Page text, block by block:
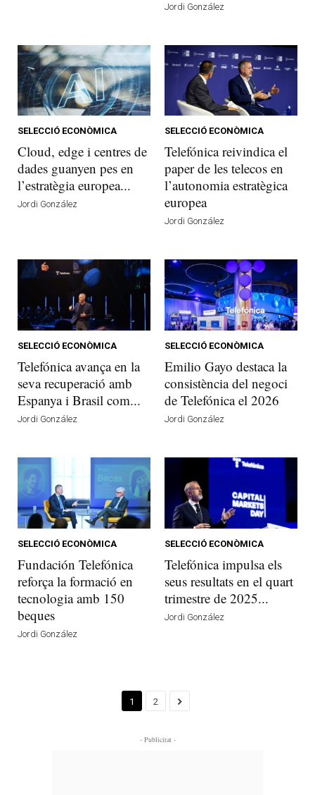
Jordi González
SELECCIÓ ECONÒMICA
Cloud, edge i centres de
dades guanyen pes en
l’estratègia europea...
Jordi González
SELECCIÓ ECONÒMICA
Telefónica reivindica el
paper de les telecos en
l’autonomia estratègica
europea
Jordi González
SELECCIÓ ECONÒMICA
Telefónica avança en la
seva recuperació amb
Espanya i Brasil com...
Jordi González
SELECCIÓ ECONÒMICA
Emilio Gayo destaca la
consistència del negoci
de Telefónica el 2026
Jordi González
SELECCIÓ ECONÒMICA
Fundación Telefónica
reforça la formació en
tecnologia amb 150
beques
Jordi González
SELECCIÓ ECONÒMICA
Telefónica impulsa els
seus resultats en el quart
trimestre de 2025...
Jordi González
1 2
- Publicitat -